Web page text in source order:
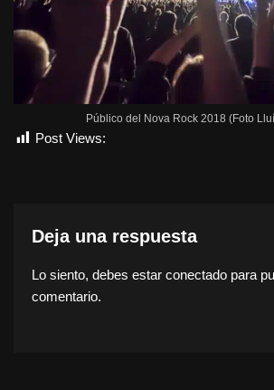
Público del Nova Rock 2018 (Foto
Post Views:
Deja una respuesta
Lo siento, debes estar conectado para
comentario.